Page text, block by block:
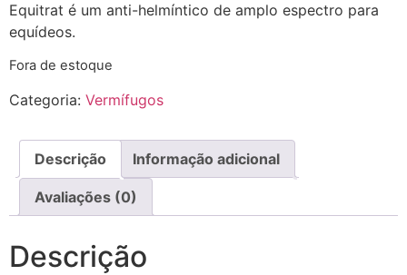
Equitrat é um anti-helmíntico de amplo espectro para
equídeos.
Fora de estoque
Categoria: Vermífugos
Descrição Informação adicional
Avaliações (0)
Descrição